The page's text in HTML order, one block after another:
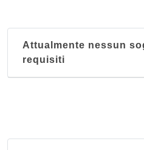
Attualmente nessun
requisiti